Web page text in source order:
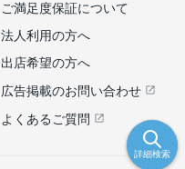
詳細検索
ご満足度保証について
法人利用の方へ
出店希望の方へ
広告掲載のお問い合わせ
よくあるご質問